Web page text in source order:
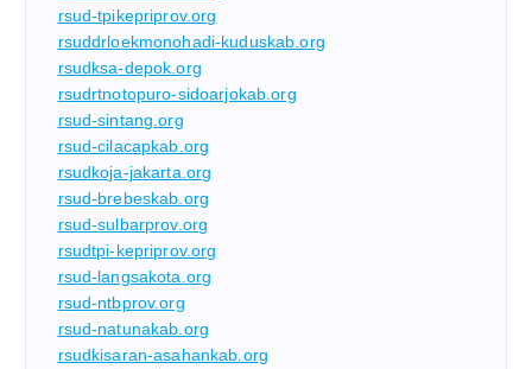
rsud-tpikepriprov.org
rsuddrloekmonohadi-kuduskab.org
rsudksa-depok.org
rsudrtnotopuro-sidoarjokab.org
rsud-sintang.org
rsud-cilacapkab.org
rsudkoja-jakarta.org
rsud-brebeskab.org
rsud-sulbarprov.org
rsudtpi-kepriprov.org
rsud-langsakota.org
rsud-ntbprov.org
rsud-natunakab.org
rsudkisaran-asahankab.org